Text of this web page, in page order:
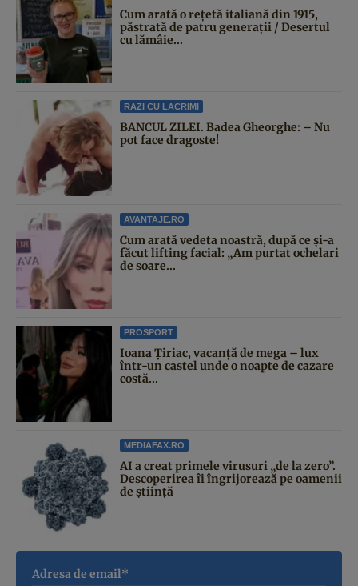
Cum arată o rețetă italiană din 1915,
păstrată de patru generații / Desertul
cu lămâie...
RAZI CU LACRIMI
BANCUL ZILEI. Badea Gheorghe: – Nu
pot face dragoste!
AVANTAJE.RO
Cum arată vedeta noastră, după ce și-a
făcut lifting facial: „Am purtat ochelari
de soare...
PROSPORT
Ioana Țiriac, vacanță de mega – lux
într-un castel unde o noapte de cazare
costă...
MEDIAFAX.RO
AI a creat primele virusuri „de la zero”.
Descoperirea îi îngrijorează pe oamenii
de știință
Adresa de email*